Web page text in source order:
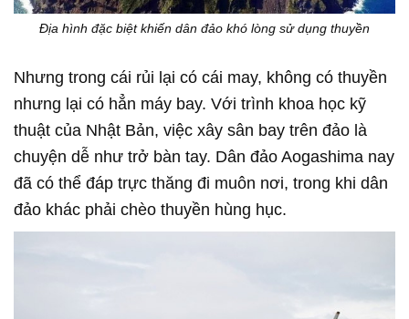
Địa hình đặc biệt khiến dân đảo khó lòng sử dụng thuyền
Nhưng trong cái rủi lại có cái may, không có thuyền
nhưng lại có hẳn máy bay. Với trình khoa học kỹ
thuật của Nhật Bản, việc xây sân bay trên đảo là
chuyện dễ như trở bàn tay. Dân đảo Aogashima nay
đã có thể đáp trực thăng đi muôn nơi, trong khi dân
đảo khác phải chèo thuyền hùng hục.